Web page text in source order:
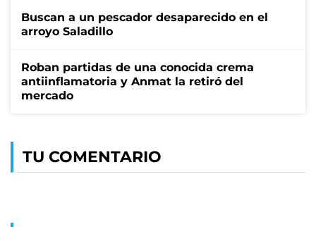
Buscan a un pescador desaparecido en el
arroyo Saladillo
Roban partidas de una conocida crema
antiinflamatoria y Anmat la retiró del
mercado
TU COMENTARIO